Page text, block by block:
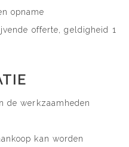
opname
offerte, geldigheid 1
de werkzaamheden
kan worden